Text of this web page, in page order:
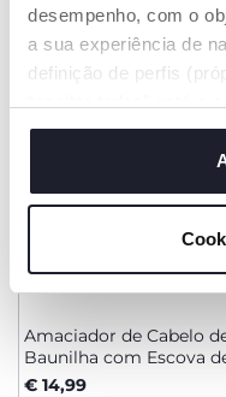
desempenho, com o
a sua experiência de
definição de perfis
cookies. Se quiser
consentimento de
"mostrar detalhes". Ao
são necessários e
funcionamento desta
Amaciador de Cabelo
Baunilha com Escova
Couro Cabeludo
€ 14,99